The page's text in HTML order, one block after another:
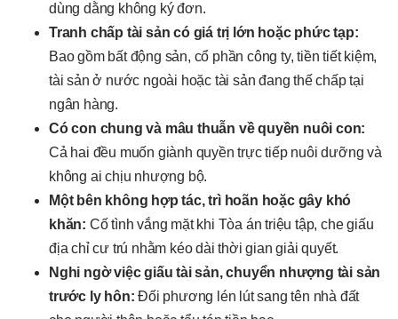
dùng dằng không ký đơn.
Tranh chấp tài sản có giá trị lớn hoặc phức tạp:
Bao gồm bất động sản, cổ phần công ty, tiền tiết kiệm,
tài sản ở nước ngoài hoặc tài sản đang thế chấp tại
ngân hàng.
Có con chung và mâu thuẫn về quyền nuôi con:
Cả hai đều muốn giành quyền trực tiếp nuôi dưỡng và
không ai chịu nhượng bộ.
Một bên không hợp tác, trì hoãn hoặc gây khó
khăn: Cố tình vắng mặt khi Tòa án triệu tập, che giấu
địa chỉ cư trú nhằm kéo dài thời gian giải quyết.
Nghi ngờ việc giấu tài sản, chuyển nhượng tài sản
trước ly hôn: Đối phương lén lút sang tên nhà đất